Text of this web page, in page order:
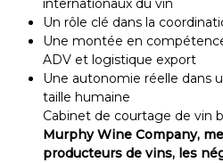
internationaux du vin
Un rôle clé dans la
Une montée en
ADV et logistique export
Une autonomie réelle dans
taille humaine
Cabinet de courtage de vin
Murphy Wine Company,
producteurs de vins, les